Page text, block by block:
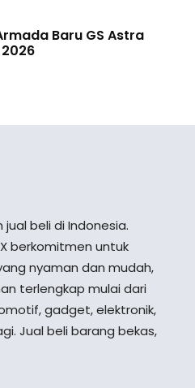
Baru GS Astra
beli di Indonesia.
berkomitmen untuk
nyaman dan mudah,
terlengkap mulai dari
gadget, elektronik,
Jual beli barang bekas,